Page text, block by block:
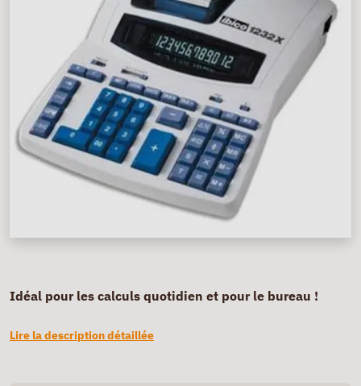
Idéal pour les calculs quotidien et pour le bureau !
Lire la description détaillée